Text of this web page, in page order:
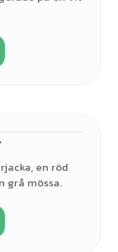
en röd
grå mössa.